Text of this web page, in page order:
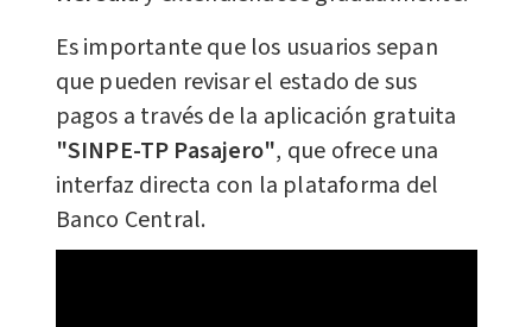
Es importante que los usuarios sepan
que pueden revisar el estado de sus
pagos a través de la aplicación gratuita
"SINPE-TP Pasajero", que ofrece una
interfaz directa con la plataforma del
Banco Central.